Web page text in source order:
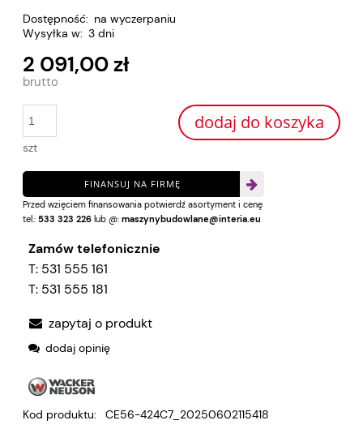
Dostępność: na wyczerpaniu
Wysyłka w: 3 dni
2 091,00 zł
szt
dodaj do koszyka
FINANSUJ NA FIRMĘ
Przed wzięciem finansowania potwierdź asortyment i cenę
tel.: 533 323 226 lub @: maszynybudowlane@interia.eu
Zamów telefonicznie
T: 531 555 161
T: 531 555 181
zapytaj o produkt
dodaj opinię
Kod produktu: CE56-424C7_20250602115418